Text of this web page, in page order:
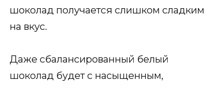
шоколад получается слишком сладким
на вкус.
Даже сбалансированный белый
шоколад будет с насыщенным,